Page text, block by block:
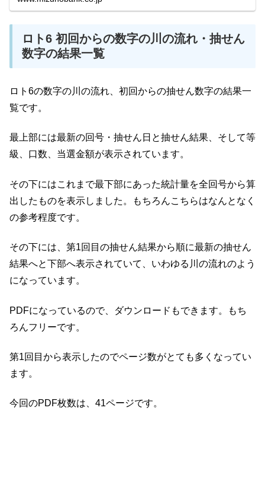
ロト6 初回からの数字の川の流れ・抽せん
数字の結果一覧
ロト6の数字の川の流れ、初回からの抽せん数字の結果一
覧です。
最上部には最新の回号・抽せん日と抽せん結果、そして等
級、口数、当選金額が表示されています。
その下にはこれまで最下部にあった統計量を全回号から算
出したものを表示しました。もちろんこちらはなんとなく
の参考程度です。
その下には、第1回目の抽せん結果から順に最新の抽せん
結果へと下部へ表示されていて、いわゆる川の流れのよう
になっています。
PDFになっているので、ダウンロードもできます。もち
ろんフリーです。
第1回目から表示したのでページ数がとても多くなってい
ます。
今回のPDF枚数は、41ページです。